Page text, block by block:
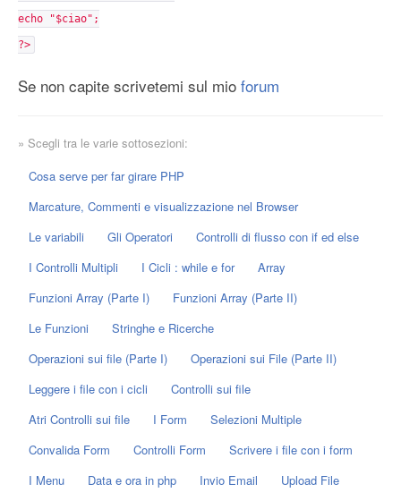
echo "$ciao";
?>
Se non capite scrivetemi sul mio forum
» Scegli tra le varie sottosezioni:
Cosa serve per far girare PHP
Marcature, Commenti e visualizzazione nel Browser
Le variabili
Gli Operatori
Controlli di flusso con if ed else
I Controlli Multipli
I Cicli : while e for
Array
Funzioni Array (Parte I)
Funzioni Array (Parte II)
Le Funzioni
Stringhe e Ricerche
Operazioni sui file (Parte I)
Operazioni sui File (Parte II)
Leggere i file con i cicli
Controlli sui file
Atri Controlli sui file
I Form
Selezioni Multiple
Convalida Form
Controlli Form
Scrivere i file con i form
I Menu
Data e ora in php Invio Email
Upload File